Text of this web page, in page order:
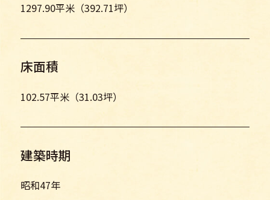
1297.90平米（392.71坪）
床面積
102.57平米（31.03坪）
建築時期
昭和47年